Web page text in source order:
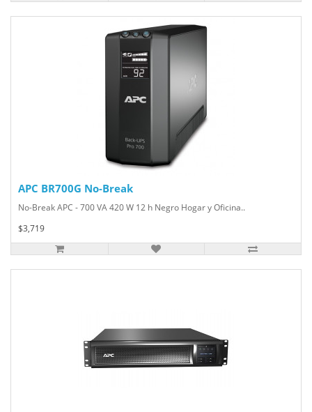
APC BR700G No-Break
No-Break APC - 700 VA 420 W 12 h Negro Hogar y Oficina..
$3,719